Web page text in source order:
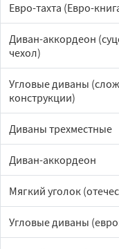
Евро-тахта (Евро-
Диван-аккордеон
чехол)
Угловые диваны
конструкции)
Диваны трехместные
Диван-аккордеон
Мягкий уголок
Угловые диваны